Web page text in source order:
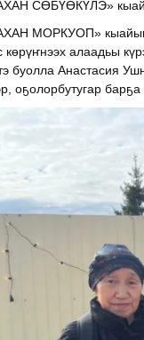
СӨБҮӨКҮЛЭ»
МОРКУОП»
алаадьы
буолла Анастасия
оҕолорбутугар